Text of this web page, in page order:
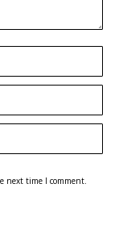
next time I comment.